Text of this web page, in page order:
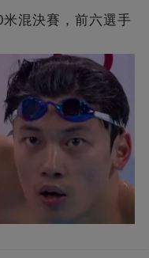
混決賽，前六選手